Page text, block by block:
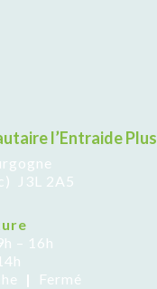
l’Entraide Plus
J3L 2A5
– 16h
| Fermé